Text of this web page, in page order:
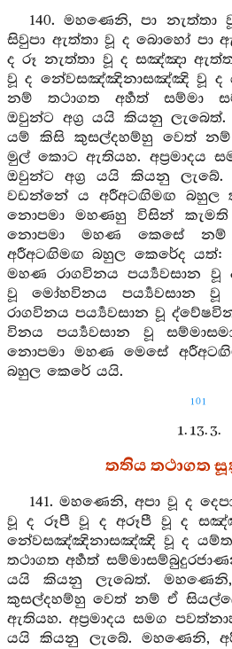
140. මහණෙනි, පා නැත්තා
සිවුපා ඇත්තා වූ ද බොහෝ පා
ද රූ නැත්තා වූ ද සඤ්ඤා
වූ ද නේවසඤ්ඤිනාසඤ්ඤි වූ ද
නම් තථාගත අර්‍හත් සම්මා
ඔවුන්ට අග්‍ර යයි කියනු
යම් කිසි කුසල්දහම්හු වෙත් නම්
මුල් කොට ඇතියහ. අප්‍රමාදය
ඔවුන්ට අග්‍ර යයි කියනු
වඩන්නේ ය අරීඅටඟිමඟ
නොපමා මහණහු විසින්
නොපමා මහණ කෙසේ නම්
අරීඅටඟිමඟ බහුල කෙරේද
මහණ රාගවිනය පර්‍ය්‍යවසාන වූ
වූ මෝහවිනය පර්‍ය්‍යවසාන වූ
රාගවිනය පර්‍ය්‍යවසාන වූ
විනය පර්‍ය්‍යවසාන වූ
නොපමා මහණ මෙසේ
බහුල කෙරේ යයි.
101
1. 13. 3.
තතිය තථාගත
141. මහණෙනි, අපා වූ ද
වූ ද රූපී වූ ද අරූපී වූ ද
නේවසඤ්ඤිනාසඤ්ඤි වූ ද
තථාගත අර්‍හත්
යයි කියනු ලැබෙත්.
කුසල්දහම්හු වෙත් නම් ඒ
ඇතියහ. අප්‍රමාදය සමග
යයි කියනු ලැබේ. මහණෙනි,